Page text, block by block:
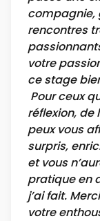
compagnie,
rencontres
votre
ce stage
Pour ceux
réflexion, de
peux vous
surpris,
et vous
pratique en
j’ai fait.
votre